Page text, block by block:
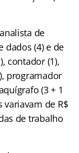
de
dados (4) e de
contador (1),
programador
(3 + 1
variavam de R$
de trabalho